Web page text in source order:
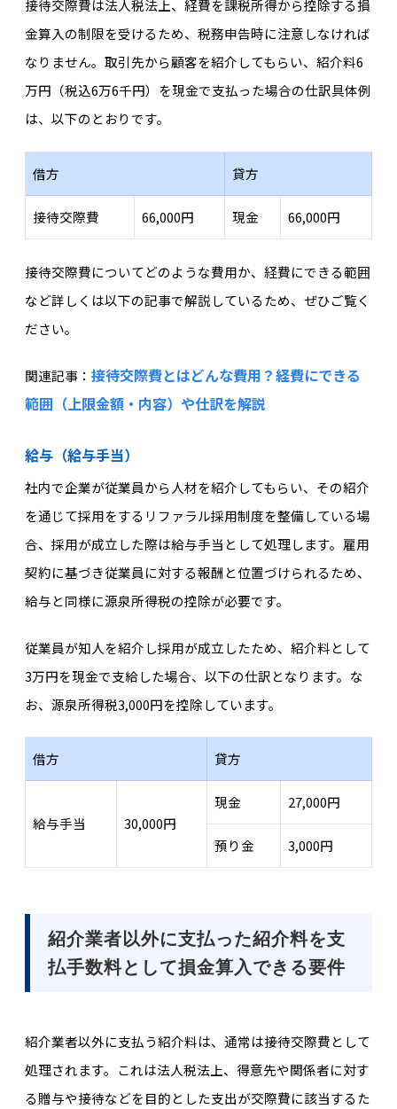
接待交際費は法人税法上、経費を課税所得から控除する損
金算入の制限を受けるため、税務申告時に注意しなければ
なりません。取引先から顧客を紹介してもらい、紹介料6
万円（税込6万6千円）を現金で支払った場合の仕訳具体例
は、以下のとおりです。
借方 貸方
接待交際費 66,000円 現金 66,000円
接待交際費についてどのような費用か、経費にできる範囲
など詳しくは以下の記事で解説しているため、ぜひご覧く
ださい。
関連記事： 接待交際費とはどんな費用？経費にできる
範囲（上限金額・内容）や仕訳を解説
給与（給与手当）
社内で企業が従業員から人材を紹介してもらい、その紹介
を通じて採用をするリファラル採用制度を整備している場
合、採用が成立した際は給与手当として処理します。雇用
契約に基づき従業員に対する報酬と位置づけられるため、
給与と同様に源泉所得税の控除が必要です。
従業員が知人を紹介し採用が成立したため、紹介料として
3万円を現金で支給した場合、以下の仕訳となります。な
お、源泉所得税3,000円を控除しています。
借方 貸方
給与手当 30,000円
現金 27,000円
預り金 3,000円
紹介業者以外に支払った紹介料を支
払手数料として損金算入できる要件
紹介業者以外に支払う紹介料は、通常は接待交際費として
処理されます。これは法人税法上、得意先や関係者に対す
る贈与や接待などを目的とした支出が交際費に該当するた